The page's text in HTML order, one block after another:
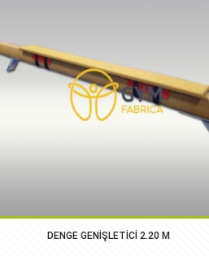
DENGE GENİŞLETİCİ 2.20 M